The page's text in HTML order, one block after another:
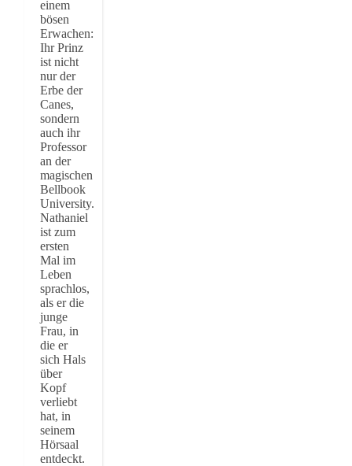
einem
bösen
Erwachen:
Ihr Prinz
ist nicht
nur der
Erbe der
Canes,
sondern
auch ihr
Professor
an der
magischen
Bellbook
University.
Nathaniel
ist zum
ersten
Mal im
Leben
sprachlos,
als er die
junge
Frau, in
die er
sich Hals
über
Kopf
verliebt
hat, in
seinem
Hörsaal
entdeckt.